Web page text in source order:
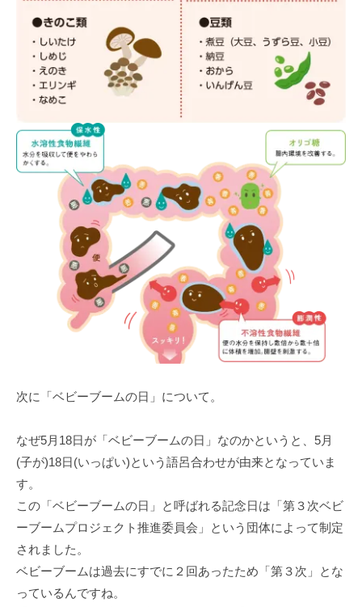
次に「ベビーブームの日」について。
なぜ5⽉18⽇が「ベビーブームの⽇」なのかというと、5⽉
(⼦が)18⽇(いっぱい)という語呂合わせが由来となっていま
す。
この「ベビーブームの⽇」と呼ばれる記念⽇は「第３次ベビ
ーブームプロジェクト推進委員会」という団体によって制定
されました。
ベビーブームは過去にすでに２回あったため「第３次」とな
っているんですね。